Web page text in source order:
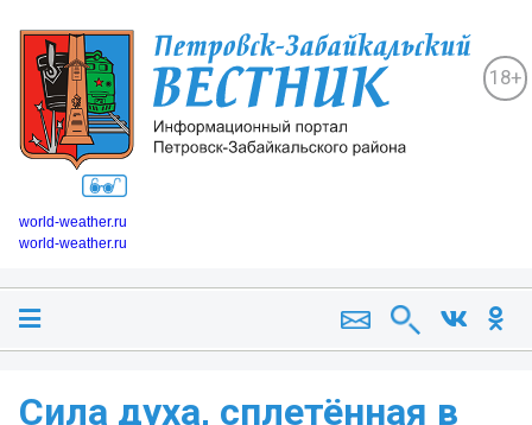
18+
world-weather.ru
world-weather.ru
Сила духа, сплетённая в